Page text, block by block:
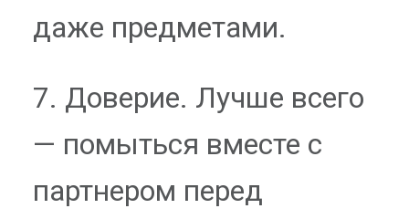
даже предметами.
7. Доверие. Лучше всего
— помыться вместе с
партнером перед